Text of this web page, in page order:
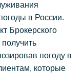
в России.
Брокерского
погоду в
которые